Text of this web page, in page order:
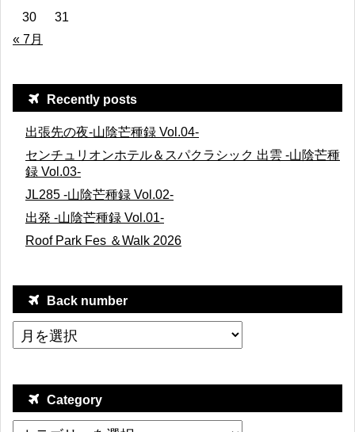
30
31
« 7月
Recently posts
出張先の夜-山陰芒種録 Vol.04-
センチュリオンホテル＆スパクラシック 出雲 -山陰芒種
録 Vol.03-
JL285 -山陰芒種録 Vol.02-
出発 -山陰芒種録 Vol.01-
Roof Park Fes ＆Walk 2026
Back number
Category